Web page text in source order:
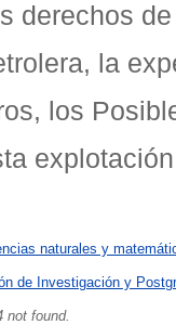
derechos
la
los
naturales y
de Investigación y
not found.